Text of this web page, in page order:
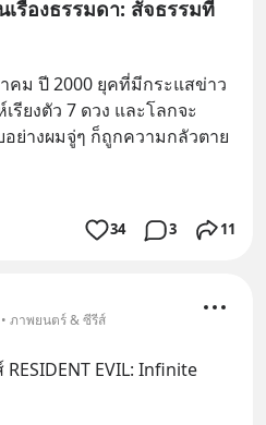
เรื่องธรรมดา: สัจธรรมที่
คม ปี 2000 ยุคที่มีกระแสข่าว
รียงตัว 7 ดวง และโลกจะ
ย่างผมจู่ๆ ก็ถูกความกลัวตาย
34 3 11
ภาพยนตร์ & ซีรีส์
EVIL: Infinite